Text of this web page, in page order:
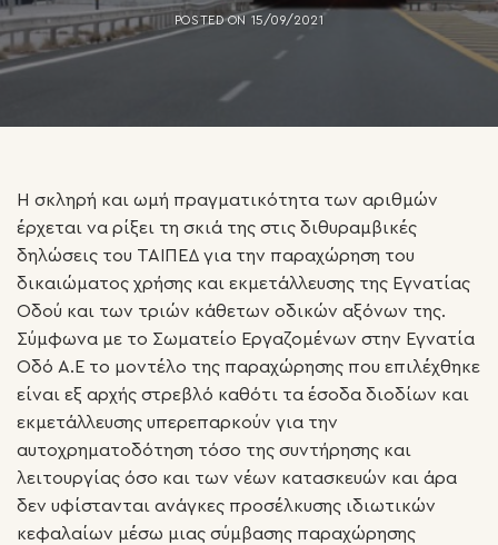
POSTED ON 15/09/2021
Η σκληρή και ωμή πραγματικότητα των αριθμών
έρχεται να ρίξει τη σκιά της στις διθυραμβικές
δηλώσεις του ΤΑΙΠΕΔ για την παραχώρηση του
δικαιώματος χρήσης και εκμετάλλευσης της Εγνατίας
Οδού και των τριών κάθετων οδικών αξόνων της.
Σύμφωνα με το Σωματείο Εργαζομένων στην Εγνατία
Οδό Α.Ε το μοντέλο της παραχώρησης που επιλέχθηκε
είναι εξ αρχής στρεβλό καθότι τα έσοδα διοδίων και
εκμετάλλευσης υπερεπαρκούν για την
αυτοχρηματοδότηση τόσο της συντήρησης και
λειτουργίας όσο και των νέων κατασκευών και άρα
δεν υφίστανται ανάγκες προσέλκυσης ιδιωτικών
κεφαλαίων μέσω μιας σύμβασης παραχώρησης